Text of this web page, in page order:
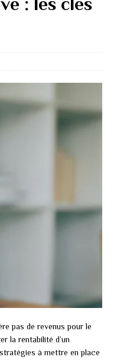
pas de revenus pour le
la rentabilité d’un
à mettre en place